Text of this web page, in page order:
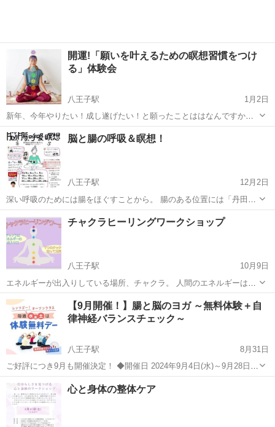
開運!「願いを叶えるための瞑想習慣をつけ
る」体験会
八王子駅
1月2日
新年、今年やりたい！成し遂げたい！と願ったことははなんですか？
健康、幸せ、仕事。。たくさんの希望がありますね。 決意が新たなう
ちに、瞑想習慣をつけて願いを叶えるためのアクションを始めましょ
う！ 願いをかなえられる...
東京 八王子市 八王子駅 美容健康
脳と腸の呼吸＆瞑想！
八王子駅
12月2日
深い呼吸のためには腸をほぐすことから。 腸のある位置には「丹田」
があります。丹田は、体のエネルギーをためておく元気の源。 丹田を
鍛えると腸もよく動くようになります。 そして行動力や決定力、いろ
いろな「力」が...
東京 八王子市 八王子駅 その他 丹田
チャクラヒーリングワークショップ
八王子駅
10月9日
エネルギーが出入りしている場所、チャクラ。 人間のエネルギーはこ
の７つある「チャクラ」を起点にして、車輪のように絶えずグルグル
と回って、活力を生み出しています。 精神的・肉体的にエネルギーが
満ちた状態で生きていく...
東京 八王子市 八王子駅 その他 チャクラ
【9月開催！】腸と脳のヨガ ～無料体験＋自
律神経バランスチェック～
八王子駅
8月31日
ご好評につき9月も開催決定！ ◆開催日 2024年9月4日(水)～9月28日
(土) 27年ご愛顧いただいてきたイルチブレインヨガの魅力を “無料体
験” できるオープンクラスを水曜と金曜、土曜限定で開催します！ ...
東京 八王子市 八王子駅
心と身体の整体ケア